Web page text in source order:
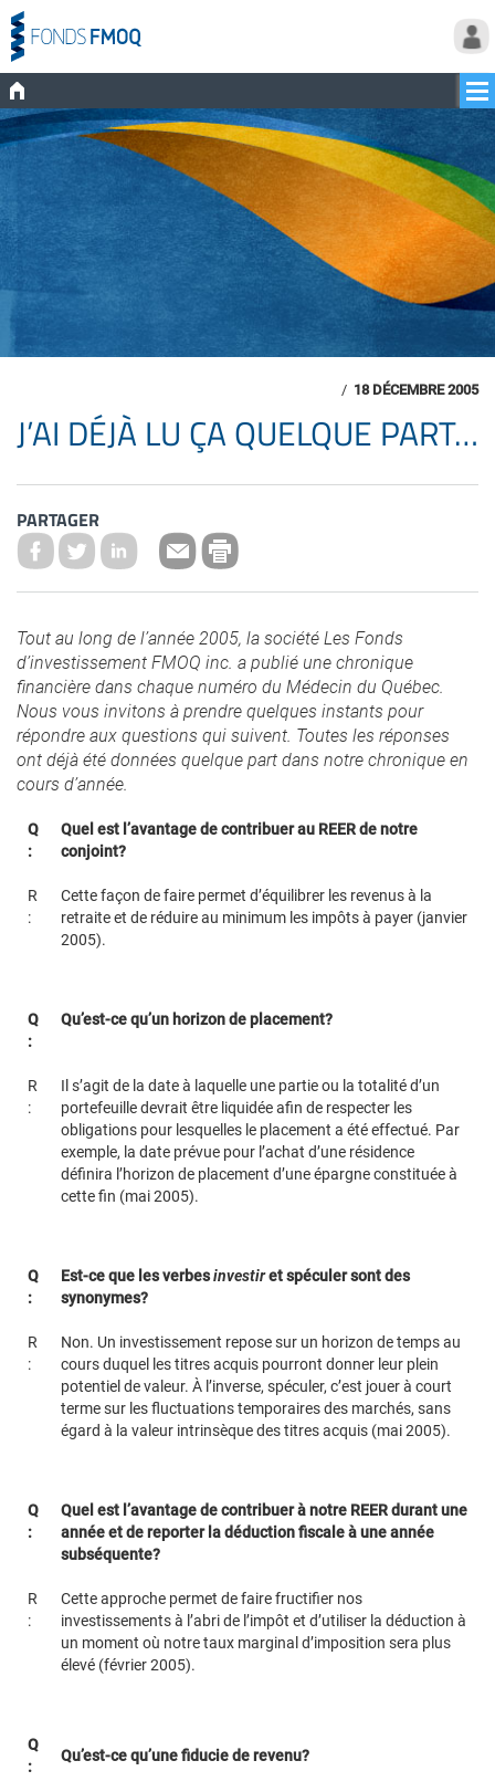
/ 18 DÉCEMBRE 2005
J’AI DÉJÀ LU ÇA QUELQUE PART…
PARTAGER
Tout au long de l’année 2005, la société Les Fonds
d’investissement FMOQ inc. a publié une chronique
financière dans chaque numéro du Médecin du Québec.
Nous vous invitons à prendre quelques instants pour
répondre aux questions qui suivent. Toutes les réponses
ont déjà été données quelque part dans notre chronique en
cours d’année.
Q
:
Quel est l’avantage de contribuer au REER de notre
conjoint?
R
:
Cette façon de faire permet d’équilibrer les revenus à la
retraite et de réduire au minimum les impôts à payer (janvier
2005).
Q
:
Qu’est-ce qu’un horizon de placement?
R
:
Il s’agit de la date à laquelle une partie ou la totalité d’un
portefeuille devrait être liquidée afin de respecter les
obligations pour lesquelles le placement a été effectué. Par
exemple, la date prévue pour l’achat d’une résidence
définira l’horizon de placement d’une épargne constituée à
cette fin (mai 2005).
Q
:
Est-ce que les verbesinvestiret spéculer sont des
synonymes?
R
:
Non. Un investissement repose sur un horizon de temps au
cours duquel les titres acquis pourront donner leur plein
potentiel de valeur. À l’inverse, spéculer, c’est jouer à court
terme sur les fluctuations temporaires des marchés, sans
égard à la valeur intrinsèque des titres acquis (mai 2005).
Q
:
Quel est l’avantage de contribuer à notre REER durant une
année et de reporter la déduction fiscale à une année
subséquente?
R
:
Cette approche permet de faire fructifier nos
investissements à l’abri de l’impôt et d’utiliser la déduction à
un moment où notre taux marginal d’imposition sera plus
élevé (février 2005).
Q
:
Qu’est-ce qu’une fiducie de revenu?